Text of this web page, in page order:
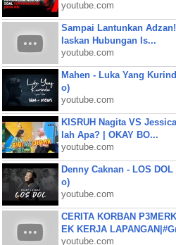
youtube.com
Sampai Lantunkan
laskan Hubungan Is...
youtube.com
Mahen - Luka Yang
o)
youtube.com
KISRUH Nagita VS
lah Apa? | OKAY BO...
youtube.com
Denny Caknan - LOS
o)
youtube.com
CERITA KORBAN
EK KERJA
youtube.com